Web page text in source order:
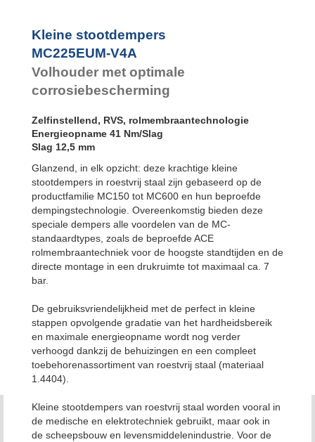
SC²300 tot
SC²650
MA30 tot MA900
PET20 tot
PET27
Kleine stootdempers
MC225EUM-V4A
Volhouder met optimale
corrosiebescherming
Zelfinstellend, RVS, rolmembraantechnologie
Energieopname 41 Nm/Slag
Slag 12,5 mm
Glanzend, in elk opzicht: deze krachtige kleine
stootdempers in roestvrij staal zijn gebaseerd op de
productfamilie MC150 tot MC600 en hun beproefde
dempingstechnologie. Overeenkomstig bieden deze
speciale dempers alle voordelen van de MC-
standaardtypes, zoals de beproefde ACE
rolmembraantechniek voor de hoogste standtijden en de
directe montage in een drukruimte tot maximaal ca. 7
bar.
De gebruiksvriendelijkheid met de perfect in kleine
stappen opvolgende gradatie van het hardheidsbereik
en maximale energieopname wordt nog verder
verhoogd dankzij de behuizingen en een compleet
toebehorenassortiment van roestvrij staal (materiaal
1.4404).
Kleine stootdempers van roestvrij staal worden vooral in
de medische en elektrotechniek gebruikt, maar ook in
de scheepsbouw en levensmiddelenindustrie. Voor de